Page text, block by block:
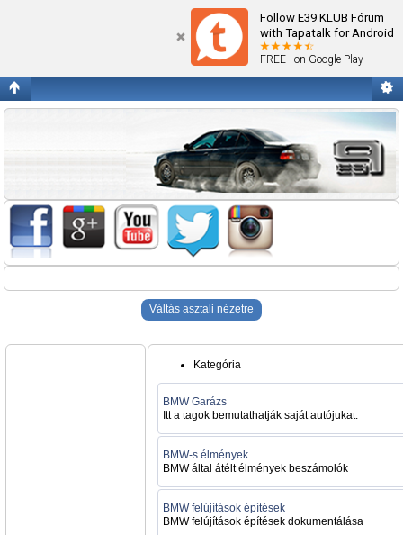
Follow E39 KLUB Fórum
with Tapatalk for Android
FREE - on Google Play
Váltás asztali nézetre
Kategória
BMW Garázs
Itt a tagok bemutathatják saját autójukat.
BMW-s élmények
BMW által átélt élmények beszámolók
BMW felújítások építések
BMW felújítások építések dokumentálása